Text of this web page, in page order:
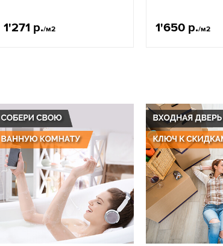
1'271 р./м2 1'650 р./м2